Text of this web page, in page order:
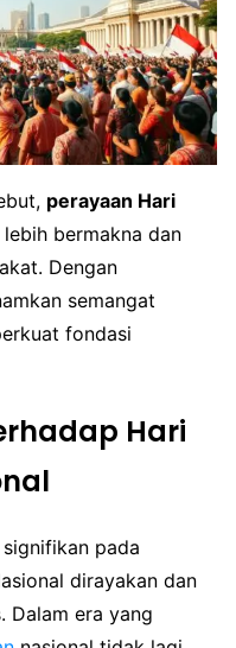
perayaan Hari
lebih bermakna dan
Dengan
semangat
fondasi
Hari
pada
dirayakan dan
Dalam era yang